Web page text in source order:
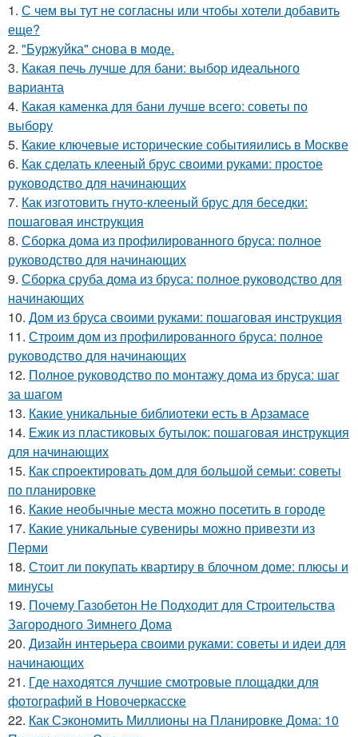
1. С чем вы тут не согласны или чтобы хотели добавить
еще?
2. "Буржуйка" cнова в моде.
3. Какая печь лучше для бани: выбор идеального
варианта
4. Какая каменка для бани лучше всего: советы по
выбору
5. Какие ключевые исторические событияились в Москве
6. Как сделать клееный брус своими руками: простое
руководство для начинающих
7. Как изготовить гнуто-клееный брус для беседки:
пошаговая инструкция
8. Сборка дома из профилированного бруса: полное
руководство для начинающих
9. Сборка сруба дома из бруса: полное руководство для
начинающих
10. Дом из бруса своими руками: пошаговая инструкция
11. Строим дом из профилированного бруса: полное
руководство для начинающих
12. Полное руководство по монтажу дома из бруса: шаг
за шагом
13. Какие уникальные библиотеки есть в Арзамасе
14. Ежик из пластиковых бутылок: пошаговая инструкция
для начинающих
15. Как спроектировать дом для большой семьи: советы
по планировке
16. Какие необычные места можно посетить в городе
17. Какие уникальные сувениры можно привезти из
Перми
18. Стоит ли покупать квартиру в блочном доме: плюсы и
минусы
19. Почему Газобетон Не Подходит для Строительства
Загородного Зимнего Дома
20. Дизайн интерьера своими руками: советы и идеи для
начинающих
21. Где находятся лучшие смотровые площадки для
фотографий в Новочеркасске
22. Как Сэкономить Миллионы на Планировке Дома: 10